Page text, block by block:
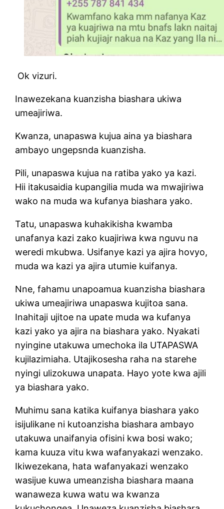
Ok vizuri.
Inawezekana kuanzisha biashara ukiwa
umeajiriwa.
Kwanza, unapaswa kujua aina ya biashara
ambayo ungepsnda kuanzisha.
Pili, unapaswa kujua na ratiba yako ya kazi.
Hii itakusaidia kupangilia muda wa mwajiriwa
wako na muda wa kufanya biashara yako.
Tatu, unapaswa kuhakikisha kwamba
unafanya kazi zako kuajiriwa kwa nguvu na
weredi mkubwa. Usifanye kazi ya ajira hovyo,
muda wa kazi ya ajira utumie kuifanya.
Nne, fahamu unapoamua kuanzisha biashara
ukiwa umeajiriwa unapaswa kujitoa sana.
Inahitaji ujitoe na upate muda wa kufanya
kazi yako ya ajira na biashara yako. Nyakati
nyingine utakuwa umechoka ila UTAPASWA
kujilazimiaha. Utajikosesha raha na starehe
nyingi ulizokuwa unapata. Hayo yote kwa ajili
ya biashara yako.
Muhimu sana katika kuifanya biashara yako
isijulikane ni kutoanzisha biashara ambayo
utakuwa unaifanyia ofisini kwa bosi wako;
kama kuuza vitu kwa wafanyakazi wenzako.
Ikiwezekana, hata wafanyakazi wenzako
wasijue kuwa umeanzisha biashara maana
wanaweza kuwa watu wa kwanza